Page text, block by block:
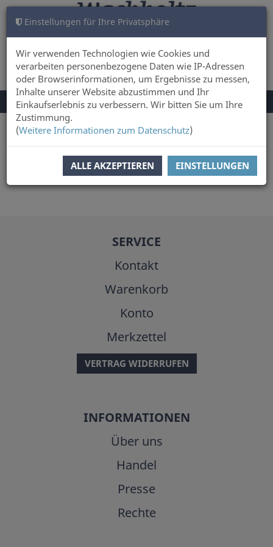
Einstellungen für Ihre Privatsphäre
Wir verwenden Technologien wie Cookies und
verarbeiten personenbezogene Daten wie IP-Adressen
oder Browserinformationen, um Ergebnisse zu messen,
Inhalte unserer Website abzustimmen und Ihr
Einkaufserlebnis zu verbessern. Wir bitten Sie um Ihre
Zustimmung.
(Weitere Informationen zum Datenschutz)
ALLE AKZEPTIEREN EINSTELLUNGEN
ANMELDEN WARENKORB 0
NAVIGATION
UMSCHALTEN
Menü
Sie sind hier:
Gerhard Cordes
SERVICE
Kontakt
Warenkorb
Konto
Merkzettel
VERTRAG WIDERRUFEN
INFORMATIONEN
Über uns
Handel
Presse
Rechte